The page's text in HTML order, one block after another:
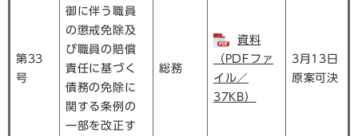
第33
号
御に伴う職員
の懲戒免除及
び職員の賠償
責任に基づく
債務の免除に
関する条例の
一部を改正す
総務
資料
（PDFファ
イル／
37KB）
3月13日
原案可決